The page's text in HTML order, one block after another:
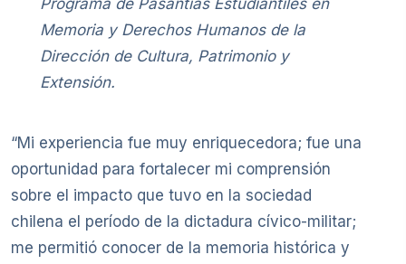
Memoria y Derechos Humanos de la
Dirección de Cultura, Patrimonio y
Extensión.
“Mi experiencia fue muy enriquecedora; fue una
oportunidad para fortalecer mi comprensión
sobre el impacto que tuvo en la sociedad
chilena el período de la dictadura cívico-militar;
me permitió conocer de la memoria histórica y